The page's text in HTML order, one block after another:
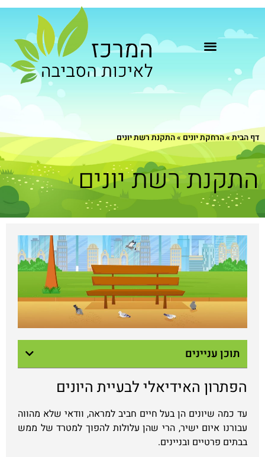
דף הבית»הרחקת יונים »התקנת רשת יונים
התקנת רשת יונים
תוכן עניינים
הפתרון האידיאלי לבעיית היונים
עד כמה שיונים הן בעל חיים חביב למראה, וודאי שלא מהווה
עבורנו איום ישיר, הרי שהן עלולות להפוך למטרד של ממש
בבתים פרטיים ובניינים.